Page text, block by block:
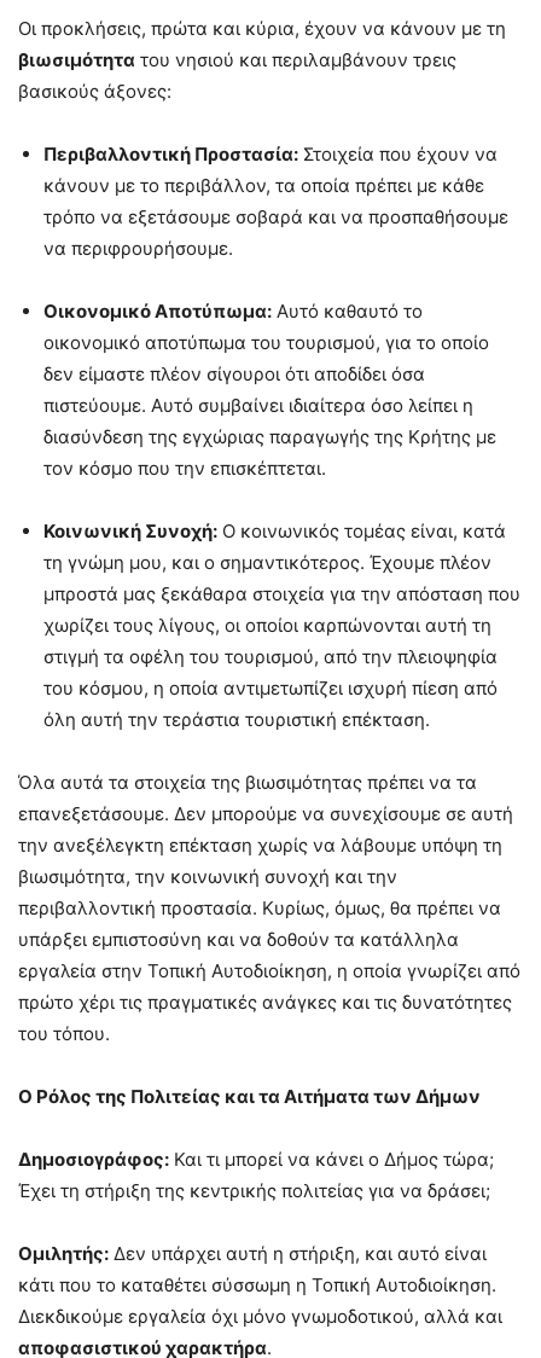
Οι προκλήσεις, πρώτα και κύρια, έχουν να κάνουν με τη
βιωσιμότητα του νησιού και περιλαμβάνουν τρεις
βασικούς άξονες:
Περιβαλλοντική Προστασία: Στοιχεία που έχουν να
κάνουν με το περιβάλλον, τα οποία πρέπει με κάθε
τρόπο να εξετάσουμε σοβαρά και να προσπαθήσουμε
να περιφρουρήσουμε.
Οικονομικό Αποτύπωμα: Αυτό καθαυτό το
οικονομικό αποτύπωμα του τουρισμού, για το οποίο
δεν είμαστε πλέον σίγουροι ότι αποδίδει όσα
πιστεύουμε. Αυτό συμβαίνει ιδιαίτερα όσο λείπει η
διασύνδεση της εγχώριας παραγωγής της Κρήτης με
τον κόσμο που την επισκέπτεται.
Κοινωνική Συνοχή: Ο κοινωνικός τομέας είναι, κατά
τη γνώμη μου, και ο σημαντικότερος. Έχουμε πλέον
μπροστά μας ξεκάθαρα στοιχεία για την απόσταση που
χωρίζει τους λίγους, οι οποίοι καρπώνονται αυτή τη
στιγμή τα οφέλη του τουρισμού, από την πλειοψηφία
του κόσμου, η οποία αντιμετωπίζει ισχυρή πίεση από
όλη αυτή την τεράστια τουριστική επέκταση.
Όλα αυτά τα στοιχεία της βιωσιμότητας πρέπει να τα
επανεξετάσουμε. Δεν μπορούμε να συνεχίσουμε σε αυτή
την ανεξέλεγκτη επέκταση χωρίς να λάβουμε υπόψη τη
βιωσιμότητα, την κοινωνική συνοχή και την
περιβαλλοντική προστασία. Κυρίως, όμως, θα πρέπει να
υπάρξει εμπιστοσύνη και να δοθούν τα κατάλληλα
εργαλεία στην Τοπική Αυτοδιοίκηση, η οποία γνωρίζει από
πρώτο χέρι τις πραγματικές ανάγκες και τις δυνατότητες
του τόπου.
Ο Ρόλος της Πολιτείας και τα Αιτήματα των Δήμων
Δημοσιογράφος: Και τι μπορεί να κάνει ο Δήμος τώρα;
Έχει τη στήριξη της κεντρικής πολιτείας για να δράσει;
Ομιλητής: Δεν υπάρχει αυτή η στήριξη, και αυτό είναι
κάτι που το καταθέτει σύσσωμη η Τοπική Αυτοδιοίκηση.
Διεκδικούμε εργαλεία όχι μόνο γνωμοδοτικού, αλλά και
αποφασιστικού χαρακτήρα.